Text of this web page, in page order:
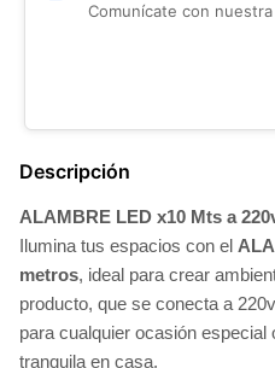
Comunícate con
Descripción
ALAMBRE LED x10 Mts a
Ilumina tus espacios con el
metros, ideal para crear
producto, que se conecta a
para cualquier ocasión
tranquila en casa.